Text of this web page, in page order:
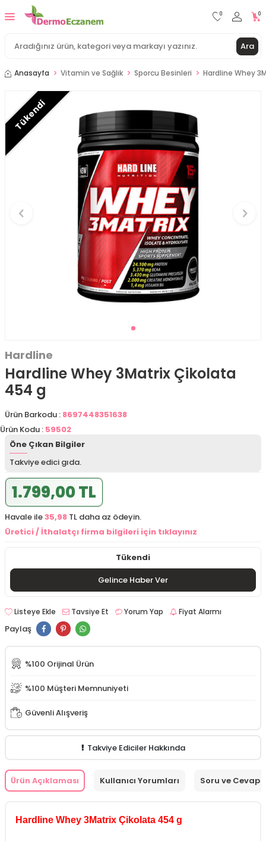
Ara
0 0
Anasayfa Vitamin ve Sağlık Sporcu Besinleri Hardline Whey
Tükendi
Hardline
Hardline Whey 3Matrix Çikolata
454 g
Ürün Barkodu : 8697448351638
Ürün Kodu : 59502
Öne Çıkan Bilgiler
Takviye edici gıda.
1.799,00 TL
Havale ile35,98 TL daha az ödeyin.
Üretici / İthalatçı firma bilgileri için tıklayınız
Tükendi
Gelince Haber Ver
Listeye Ekle Tavsiye Et Yorum Yap Fiyat Alarmı
Paylaş
%100 Orijinal Ürün
%100 Müşteri Memnuniyeti
Güvenli Alışveriş
Takviye Ediciler Hakkında
Ürün Açıklaması Kullanıcı Yorumları Soru ve Cevap
Hardline Whey 3Matrix Çikolata 454 g